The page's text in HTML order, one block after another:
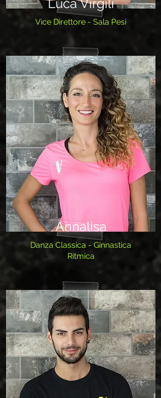
Luca Virgili
Vice Direttore - Sala Pesi
Annalisa
Danza Classica - Ginnastica
Ritmica